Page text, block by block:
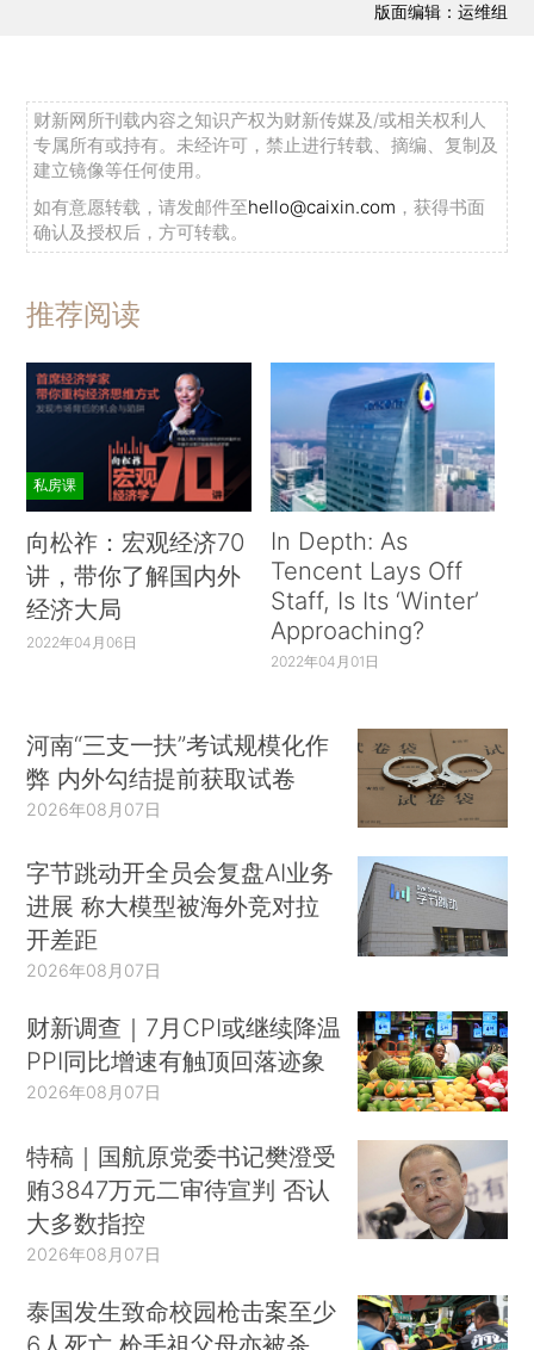
版面编辑：运维组
财新网所刊载内容之知识产权为财新传媒及/或相关权利人
专属所有或持有。未经许可，禁止进行转载、摘编、复制及
建立镜像等任何使用。
如有意愿转载，请发邮件至hello@caixin.com ，获得书面
确认及授权后，方可转载。
推荐阅读
私房课
向松祚：宏观经济70
讲，带你了解国内外
经济大局
2022年04月06日
In Depth: As
Tencent Lays Off
Staff, Is Its ‘Winter’
Approaching?
2022年04月01日
河南“三支一扶”考试规模化作
弊 内外勾结提前获取试卷
2026年08月07日
字节跳动开全员会复盘AI业务
进展 称大模型被海外竞对拉
开差距
2026年08月07日
财新调查｜7月CPI或继续降温
PPI同比增速有触顶回落迹象
2026年08月07日
特稿｜国航原党委书记樊澄受
贿3847万元二审待宣判 否认
大多数指控
2026年08月07日
泰国发生致命校园枪击案至少